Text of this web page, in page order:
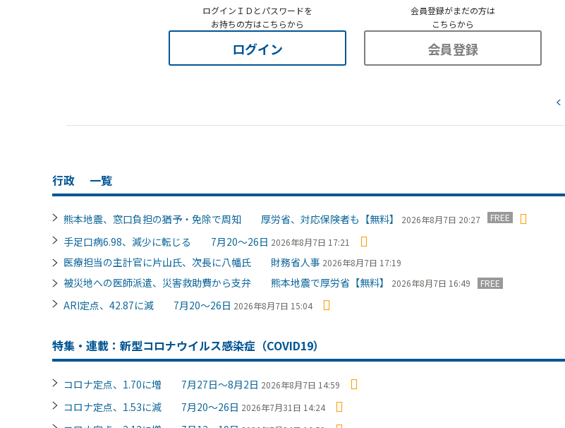
ログインＩＤとパスワードを
お持ちの方はこちらから
ログイン
会員登録がまだの方は
こちらから
会員登録
行政 一覧
熊本地震、窓口負担の猶予・免除で周知 厚労省、対応保険者も【無料】 2026年8月7日 20:27 FREE
手足口病6.98、減少に転じる 7月20～26日 2026年8月7日 17:21
医療担当の主計官に片山氏、次長に八幡氏 財務省人事 2026年8月7日 17:19
被災地への医師派遣、災害救助費から支弁 熊本地震で厚労省【無料】 2026年8月7日 16:49 FREE
ARI定点、42.87に減 7月20～26日 2026年8月7日 15:04
特集・連載：新型コロナウイルス感染症（COVID19）
コロナ定点、1.70に増 7月27日～8月2日 2026年8月7日 14:59
コロナ定点、1.53に減 7月20～26日 2026年7月31日 14:24